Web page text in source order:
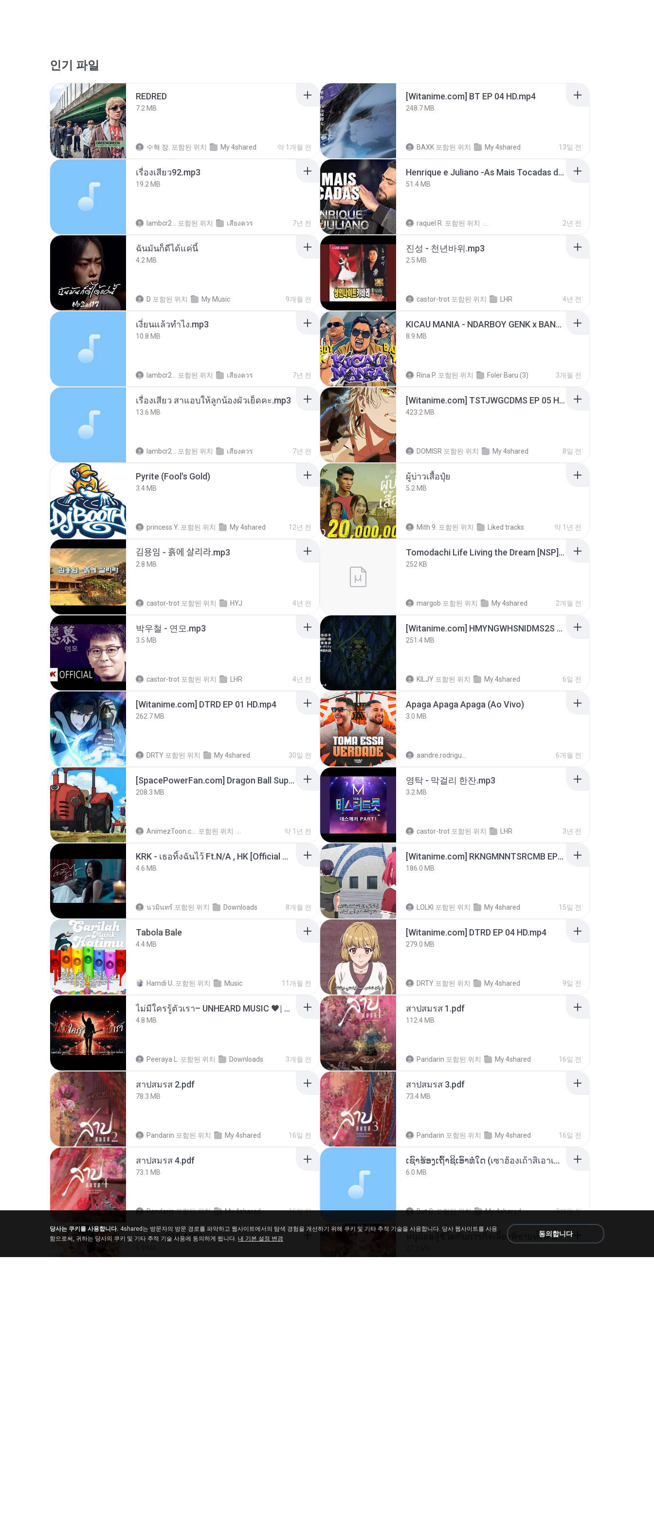
인기 파일
REDRED
7.2 MB
수혁 장. 포함된 위치 My 4shared 약 1개월 전
[Witanime.com] BT EP 04 HD.mp4
248.7 MB
BAXK 포함된 위치 My 4shared 13일 전
เรื่องเสียว92.mp3
19.2 MB
lambcr2 .. 포함된 위치 เสียงควร 7년 전
Henrique e Juliano -As Mais Tocadas do Henrique e Juliano 2021 -Top Sertanejo 2021,Cd Completo 2021
51.4 MB
raquel R. 포함된 위치 2년 전
ฉันมันก็ดีได้แค่นี้
4.2 MB
D 포함된 위치 My Music 9개월 전
진성 - 천년바위.mp3
2.5 MB
castor-trot 포함된 위치 LHR 4년 전
เงี่ยนแล้วทำไง.mp3
10.8 MB
lambcr2 .. 포함된 위치 เสียงควร 7년 전
KICAU MANIA - NDARBOY GENK x BANDITOZ YAOW 86 (OFFICIAL LYRIC VIDEO) GAS POL NDANGAK
8.9 MB
Rina P. 포함된 위치 Foler Baru (3) 3개월 전
เรื่องเสียว สาแอบให้ลูกน้องผัวเย็ดคะ.mp3
13.6 MB
lambcr2 .. 포함된 위치 เสียงควร 7년 전
[Witanime.com] TSTJWGCDMS EP 05 HD.mp4
423.2 MB
DOMISR 포함된 위치 My 4shared 8일 전
Pyrite (Fool's Gold)
3.4 MB
princess Y. 포함된 위치 My 4shared 12년 전
ผู้บ่าวเสื้อปุ๋ย
5.2 MB
Mith 9. 포함된 위치 Liked tracks 약 1년 전
김용임 - 흙에 살리라.mp3
2.8 MB
castor-trot 포함된 위치 HYJ 4년 전
Tomodachi Life Living the Dream [NSP].torrent
252 KB
margob 포함된 위치 My 4shared 2개월 전
박우철 - 연모.mp3
3.5 MB
castor-trot 포함된 위치 LHR 4년 전
[Witanime.com] HMYNGWHSNIDMS2S EP 05 HD.mp4
251.4 MB
KILJY 포함된 위치 My 4shared 6일 전
[Witanime.com] DTRD EP 01 HD.mp4
262.7 MB
DRTY 포함된 위치 My 4shared 30일 전
Apaga Apaga Apaga (Ao Vivo)
3.0 MB
6개월 전
[SpacePowerFan.com] Dragon Ball Super EP1 480p.mp4
208.3 MB
포함된 위치 약 1년 전
영탁 - 막걸리 한잔.mp3
3.2 MB
castor-trot 포함된 위치 LHR 3년 전
KRK - เธอทิ้งฉันไว้ Ft.N/A , HK [Official MV]
4.6 MB
นวมินทร์ 포함된 위치 Downloads 8개월 전
[Witanime.com] RKNGMNNTSRCMB EP 05 HD.mp4
186.0 MB
LOLKI 포함된 위치 My 4shared 15일 전
Tabola Bale
4.4 MB
Hamdi U. 포함된 위치 Music 11개월 전
[Witanime.com] DTRD EP 04 HD.mp4
279.0 MB
DRTY 포함된 위치 My 4shared 9일 전
ไม่มีใครรู้ตัวเรา– UNHEARD MUSIC 🖤| Official Lyric Video | เพลงสู้ชีวิต
4.8 MB
Peeraya L. 포함된 위치 Downloads 3개월 전
สาปสมรส 1.pdf
112.4 MB
Pandarin 포함된 위치 My 4shared 16일 전
สาปสมรส 2.pdf
78.3 MB
Pandarin 포함된 위치 My 4shared 16일 전
สาปสมรส 3.pdf
73.4 MB
Pandarin 포함된 위치 My 4shared 16일 전
สาปสมรส 4.pdf
73.1 MB
Pandarin포함된 위치 My 4shared 16일 전
ເຊົາຮ້ອງເຖົ້າຊິເອົາທໍ່ໃດ (เซาฮ้องเถ้าสิเอาเท่าใด) ບຸນເກີດ ຫນູຫ່ວງ ft. ໂສພາ ຈຸນທະລາ
6.0 MB
But G.포함된 위치 My 4shared 2개월 전
กุหลาบ (KULARB) หนูน้อยสู้ชีวิตกับภารกิจเลี้ยงพี่ชายทั้งห้า.pdf
당사는 쿠키를 사용합니다. 4shared는 방문자의 방문 경로를 파악하고 웹사이트에서의 탐색 경험을 개선하기 위해 쿠키 및 기타 추적 기술을 사용합니다. 당사 웹사이트를 사용
함으로써, 귀하는 당사의 쿠키 및 기타 추적 기술 사용에 동의하게 됩니다. 내 기본 설정 변경
동의합니다